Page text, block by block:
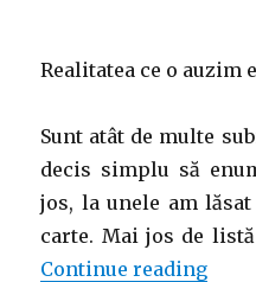
Realitatea ce o auzim
Sunt atât de multe
decis simplu să
jos, la unele am
carte. Mai jos de
Continue reading